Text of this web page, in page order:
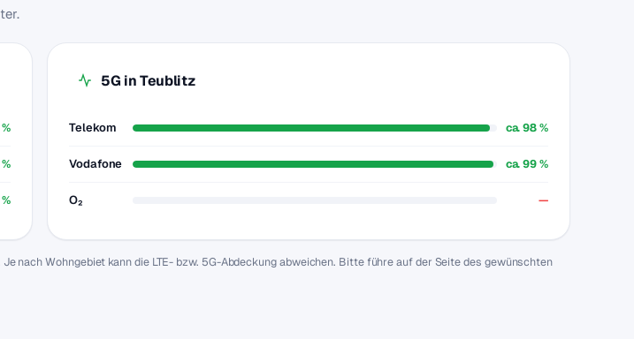
5G in Teublitz
Telekom ca. 98 %
Vodafone ca. 99 %
O₂ —
nach Wohngebiet kann die LTE- bzw. 5G-Abdeckung abweichen. Bitte führe auf der Seite des gewünschten